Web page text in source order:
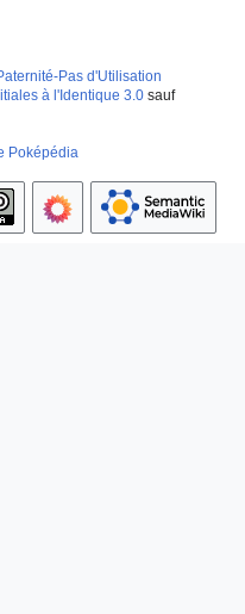
Pas d'Utilisation
à l'Identique 3.0 sauf
Poképédia